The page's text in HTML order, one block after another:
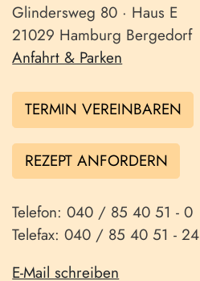
Glindersweg 80 · Haus E
21029 Hamburg Bergedorf
Anfahrt & Parken
TERMIN VEREINBAREN
REZEPT ANFORDERN
Telefon: 040 / 85 40 51 - 0
Telefax: 040 / 85 40 51 - 24
E-Mail schreiben